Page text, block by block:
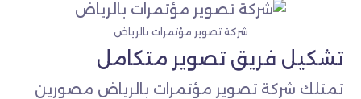
شركة تصوير مؤتمرات بالرياض
تشكيل فريق تصوير متكامل
تمتلك شركة تصوير مؤتمرات بالرياض مصورين